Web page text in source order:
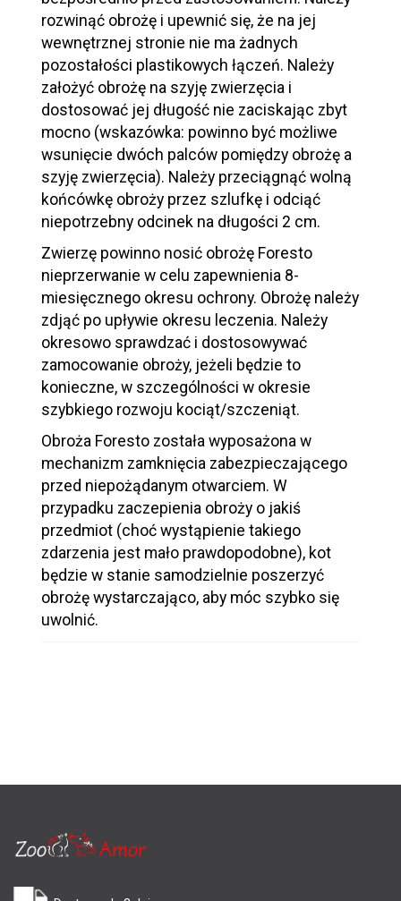
rozwinąć obrożę i upewnić się, że na jej
wewnętrznej stronie nie ma żadnych
pozostałości plastikowych łączeń. Należy
założyć obrożę na szyję zwierzęcia i
dostosować jej długość nie zaciskając zbyt
mocno (wskazówka: powinno być możliwe
wsunięcie dwóch palców pomiędzy obrożę a
szyję zwierzęcia). Należy przeciągnąć wolną
końcówkę obroży przez szlufkę i odciąć
niepotrzebny odcinek na długości 2 cm.
Zwierzę powinno nosić obrożę Foresto
nieprzerwanie w celu zapewnienia 8-
miesięcznego okresu ochrony. Obrożę należy
zdjąć po upływie okresu leczenia. Należy
okresowo sprawdzać i dostosowywać
zamocowanie obroży, jeżeli będzie to
konieczne, w szczególności w okresie
szybkiego rozwoju kociąt/szczeniąt.
Obroża Foresto została wyposażona w
mechanizm zamknięcia zabezpieczającego
przed niepożądanym otwarciem. W
przypadku zaczepienia obroży o jakiś
przedmiot (choć wystąpienie takiego
zdarzenia jest mało prawdopodobne), kot
będzie w stanie samodzielnie poszerzyć
obrożę wystarczająco, aby móc szybko się
uwolnić.